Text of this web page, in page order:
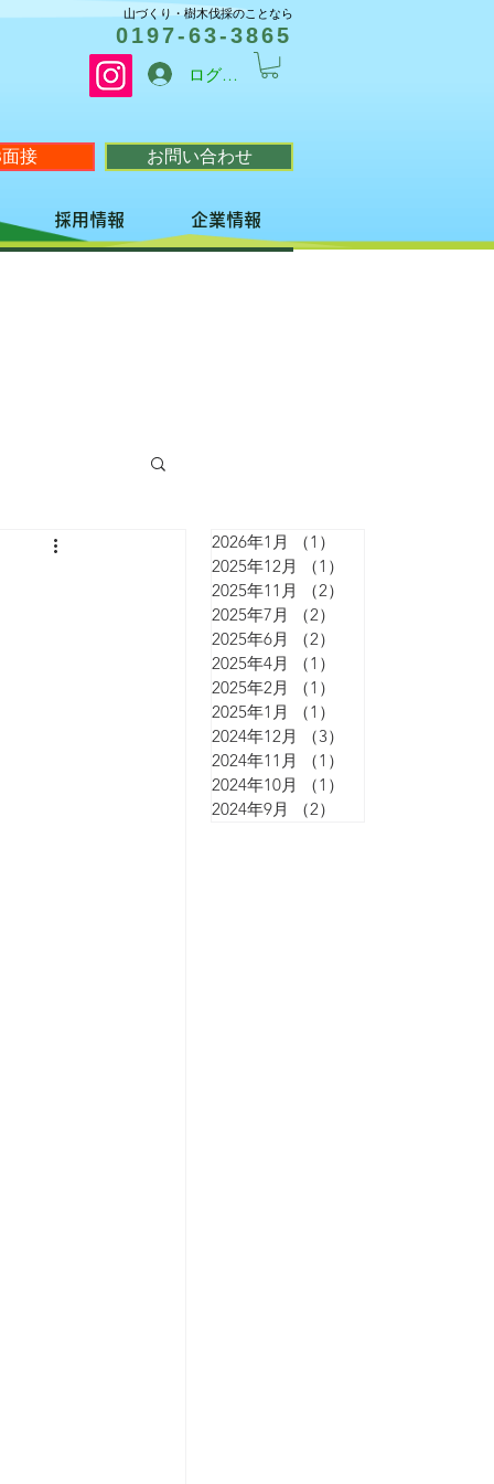
山づくり・樹木伐採のことなら
0197-63-3865
ログイン
接 お問い合わせ
採用情報 企業情報
2026年1月 （1）
2025年12月
（1）
2025年11月
（2）
2025年7月
（2）
2025年6月
（2）
2025年4月
（1）
2025年2月
（1）
2025年1月
（1）
2024年12月
（3）
2024年11月
（1）
2024年10月
（1）
2024年9月
（2）